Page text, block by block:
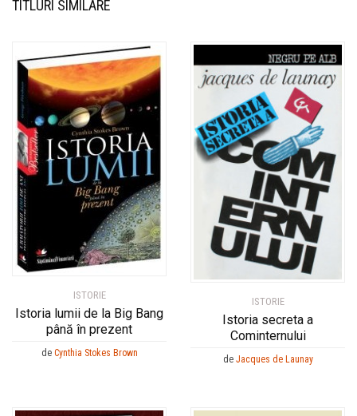
TITLURI SIMILARE
ISTORIE
Istoria lumii de la Big Bang
până în prezent
de Cynthia Stokes Brown
ISTORIE
Istoria secreta a
Cominternului
de Jacques de Launay